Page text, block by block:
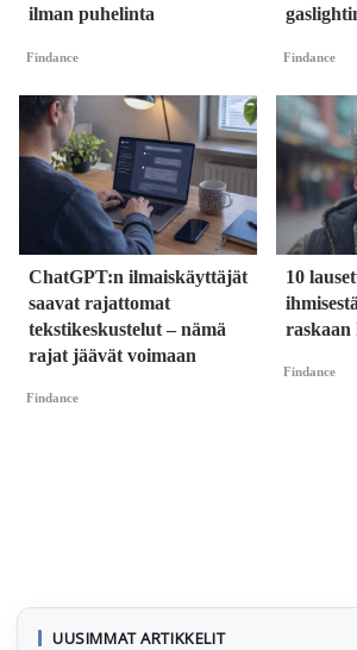
ilman puhelinta
Findance Findance
ChatGPT:n ilmaiskäyttäjät
saavat rajattomat
tekstikeskustelut – nämä
rajat jäävät voimaan
Findance
10
raskaan
Findance
UUSIMMAT ARTIKKELIT